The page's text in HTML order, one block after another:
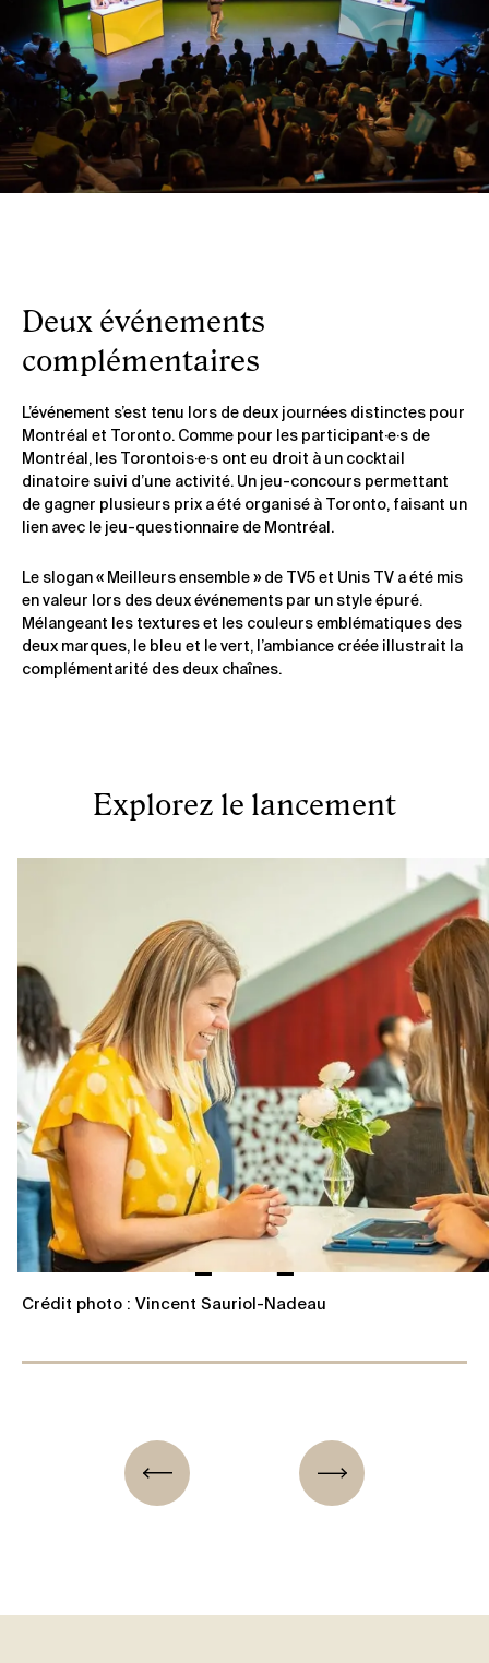
Deux événements
complémentaires
L’événement s’est tenu lors de deux journées distinctes pour
Montréal et Toronto. Comme pour les participant·e·s de
Montréal, les Torontois·e·s ont eu droit à un cocktail
dinatoire suivi d’une activité. Un jeu-concours permettant
de gagner plusieurs prix a été organisé à Toronto, faisant un
lien avec le jeu-questionnaire de Montréal.
Le slogan « Meilleurs ensemble » de TV5 et Unis TV a été mis
en valeur lors des deux événements par un style épuré.
Mélangeant les textures et les couleurs emblématiques des
deux marques, le bleu et le vert, l’ambiance créée illustrait la
complémentarité des deux chaînes.
Explorez le lancement
Crédit photo : Vincent Sauriol-Nadeau